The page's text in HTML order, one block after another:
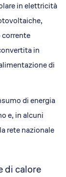
in elettricità
corrente
in
di
di energia
e, in alcuni
rete nazionale
di calore